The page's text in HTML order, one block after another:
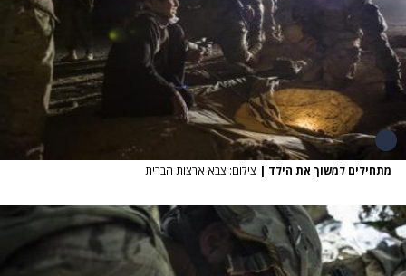
מתחילים למשוך את הילד | צילום: צבא ארצות הברית